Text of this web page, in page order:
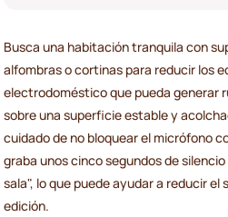
Busca una habitación tranquila con
alfombras o cortinas para reducir los
electrodoméstico que pueda generar
sobre una superficie estable y
cuidado de no bloquear el micrófono
graba unos cinco segundos de
sala", lo que puede ayudar a reducir el
edición.